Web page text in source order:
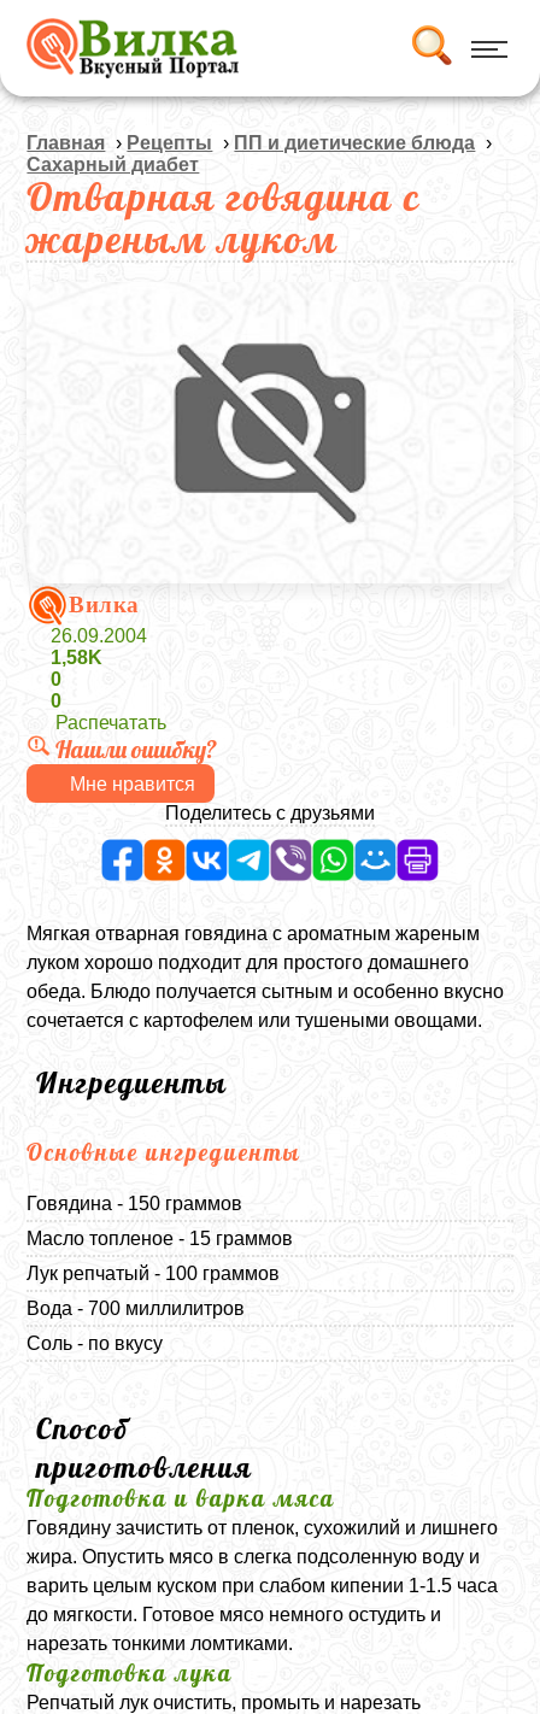
Главная › Рецепты › ПП и диетические блюда ›
Сахарный диабет
Отварная говядина с
жареным луком
Вилка
26.09.2004
1,58K
0
0
Распечатать
Нашли ошибку?
Мне нравится
Поделитесь с друзьями
Мягкая отварная говядина с ароматным жареным
луком хорошо подходит для простого домашнего
обеда. Блюдо получается сытным и особенно вкусно
сочетается с картофелем или тушеными овощами.
Ингредиенты
Основные ингредиенты
Говядина - 150 граммов
Масло топленое - 15 граммов
Лук репчатый - 100 граммов
Вода - 700 миллилитров
Соль - по вкусу
Способ
приготовления
Подготовка и варка мяса
Говядину зачистить от пленок, сухожилий и лишнего
жира. Опустить мясо в слегка подсоленную воду и
варить целым куском при слабом кипении 1-1.5 часа
до мягкости. Готовое мясо немного остудить и
нарезать тонкими ломтиками.
Подготовка лука
Репчатый лук очистить, промыть и нарезать